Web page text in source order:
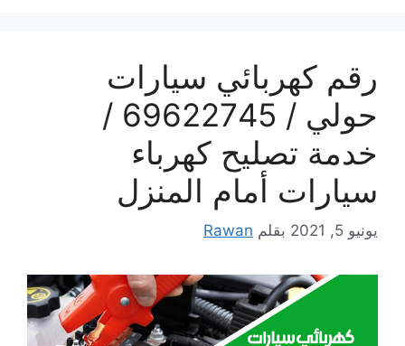
رقم كهربائي سيارات
حولي / 69622745 /
خدمة تصليح كهرباء
سيارات أمام المنزل
يونيو 5, 2021 بقلم Rawan